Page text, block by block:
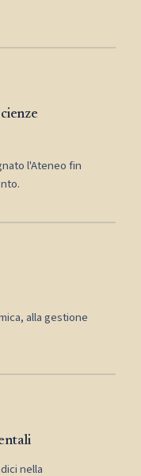
l'Ateneo fin
alla gestione
nella